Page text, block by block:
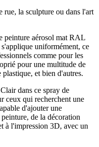
rue, la sculpture ou dans l'art
peinture aérosol mat RAL
uniformément, ce
comme pour les
pour une multitude de
et bien d'autres.
dans ce spray de
ceux qui recherchent une
d'ajouter une
de la décoration
à l'impression 3D, avec un